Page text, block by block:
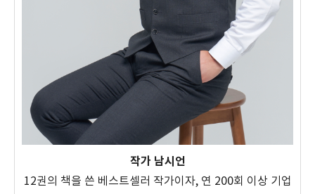
작가 남시언
12권의 책을 쓴 베스트셀러 작가이자, 연 200회 이상 기업